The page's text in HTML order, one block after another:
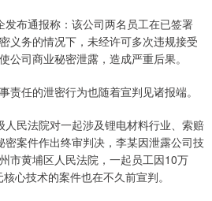
布通报称：该公司两名员工在已签署
义务的情况下，未经许可多次违规接受
公司商业秘密泄露，造成严重后果。
责任的泄密行为也随着宣判见诸报端。
民法院对一起涉及锂电材料行业、索赔
案件作出终审判决，李某因泄露公司技
市黄埔区人民法院，一起员工因10万
心技术的案件也在不久前宣判。